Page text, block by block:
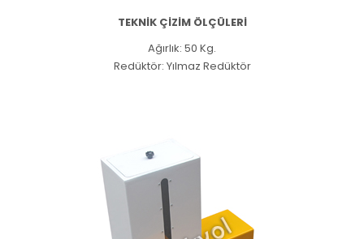
TEKNİK ÇİZİM ÖLÇÜLERİ
Ağırlık: 50 Kg.
Redüktör: Yılmaz Redüktör